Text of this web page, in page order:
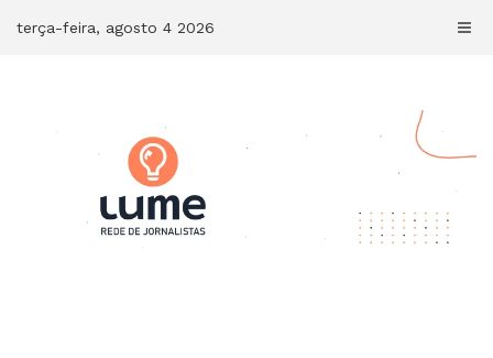
terça-feira, agosto 4 2026